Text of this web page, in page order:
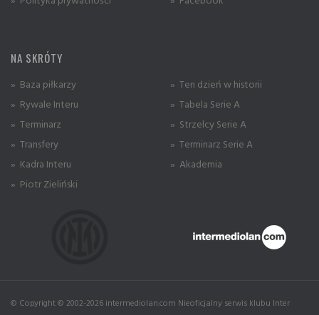
NA SKRÓTY
» Baza piłkarzy
» Rywale Interu
» Terminarz
» Transfery
» Kadra Interu
» Piotr Zieliński
» Ten dzień w historii
» Tabela Serie A
» Strzelcy Serie A
» Terminarz Serie A
» Akademia
© Copyright © 2002-2026 intermediolan.com Nieoficjalny serwis klubu Inter